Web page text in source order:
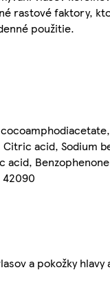
rastové faktory,
použitie.
acid, Sodium
acid,
42090
a pokožky